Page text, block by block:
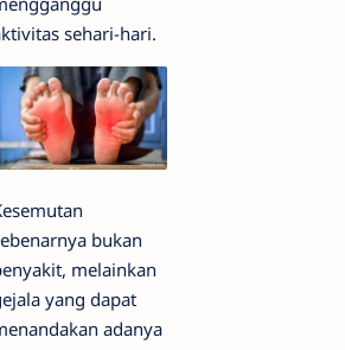
sehari-hari.
bukan
melainkan
yang dapat
adanya